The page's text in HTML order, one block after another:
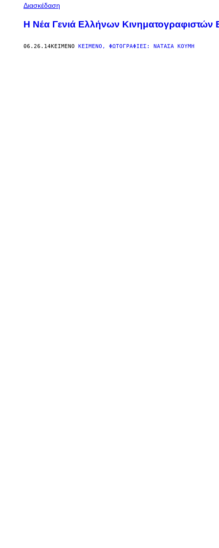
Διασκέδαση
Η Νέα Γενιά Ελλήνων Κινηματογραφιστών
06.26.14ΚΕΊΜΕΝΟ ΚΕΊΜΕΝΟ, ΦΩΤΟΓΡΑΦΊΕΣ: ΝΑΤΆΣΑ ΚΟΎΜΗ